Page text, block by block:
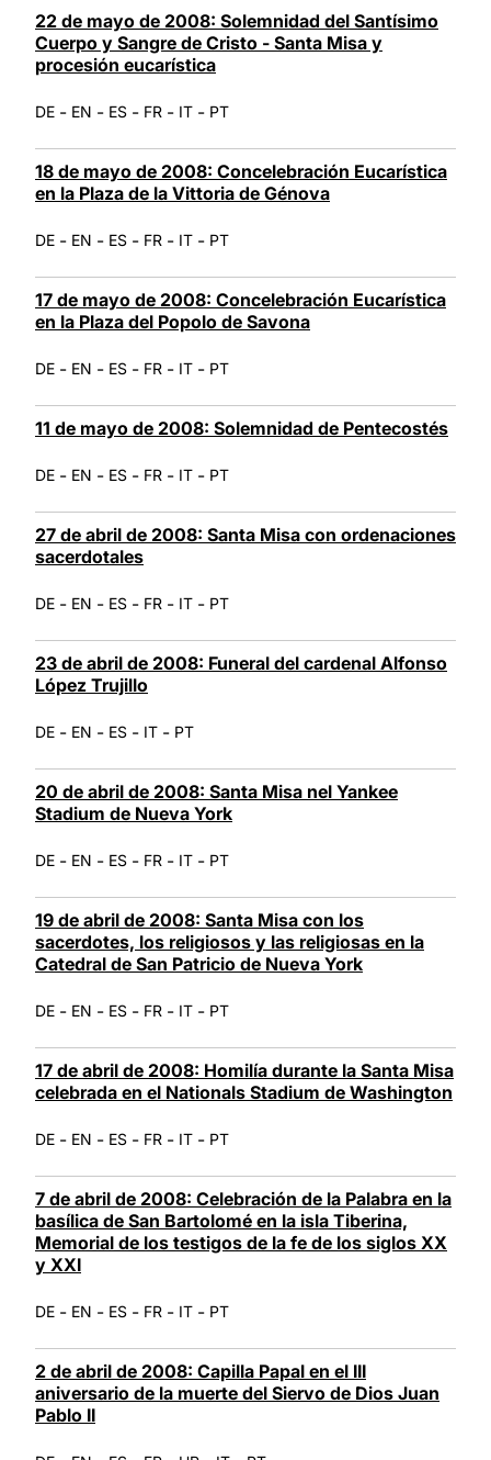
22 de mayo de 2008: Solemnidad del Santísimo
Cuerpo y Sangre de Cristo - Santa Misa y
procesión eucarística
DE - EN - ES - FR - IT - PT
18 de mayo de 2008: Concelebración Eucarística
en la Plaza de la Vittoria de Génova
DE - EN - ES - FR - IT - PT
17 de mayo de 2008: Concelebración Eucarística
en la Plaza del Popolo de Savona
DE - EN - ES - FR - IT - PT
11 de mayo de 2008: Solemnidad de Pentecostés
DE - EN - ES - FR - IT - PT
27 de abril de 2008: Santa Misa con ordenaciones
sacerdotales
DE - EN - ES - FR - IT - PT
23 de abril de 2008: Funeral del cardenal Alfonso
López Trujillo
DE - EN - ES - IT - PT
20 de abril de 2008: Santa Misa nel Yankee
Stadium de Nueva York
DE - EN - ES - FR - IT - PT
19 de abril de 2008: Santa Misa con los
sacerdotes, los religiosos y las religiosas en la
Catedral de San Patricio de Nueva York
DE - EN - ES - FR - IT - PT
17 de abril de 2008: Homilía durante la Santa Misa
celebrada en el Nationals Stadium de Washington
DE - EN - ES - FR - IT - PT
7 de abril de 2008: Celebración de la Palabra en la
basílica de San Bartolomé en la isla Tiberina,
Memorial de los testigos de la fe de los siglos XX
y XXI
DE - EN - ES - FR - IT - PT
2 de abril de 2008: Capilla Papal en el III
aniversario de la muerte del Siervo de Dios Juan
Pablo II